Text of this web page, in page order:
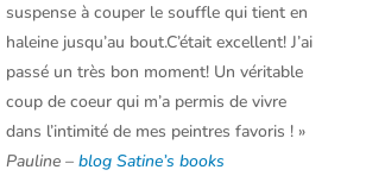
suspense à couper le souffle qui tient en
haleine jusqu’au bout.C’était excellent! J’ai
passé un très bon moment! Un véritable
coup de coeur qui m’a permis de vivre
dans l’intimité de mes peintres favoris ! »
Pauline – blog Satine’s books